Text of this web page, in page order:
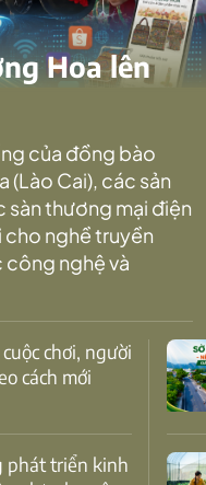
Hoa lên
của đồng bào
(Lào Cai), các sản
sàn thương mại điện
nghề truyền
nghệ và
cách mới